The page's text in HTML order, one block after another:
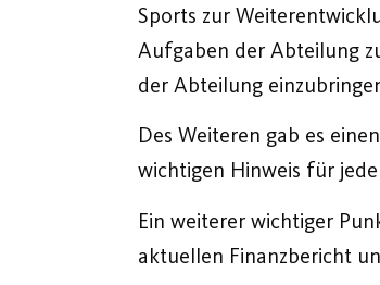
Sports zur
Aufgaben der Abteilung
der Abteilung
Des Weiteren gab es
wichtigen Hinweis für
Ein weiterer wichtiger
aktuellen Finanzbericht